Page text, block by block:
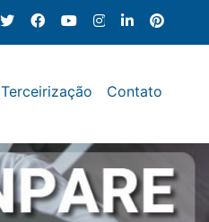
Terceirização Contato